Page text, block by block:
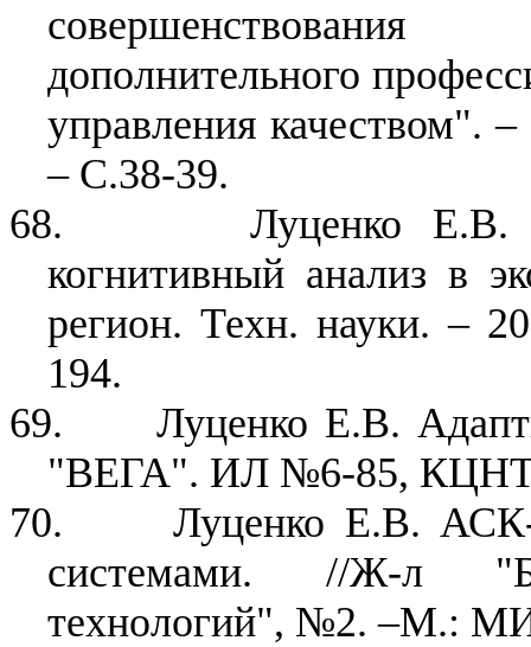
дополнительного
управления качеством".
– С.38-39.
68.
Луценко Е.В.
когнитивный анализ в
регион. Техн. науки. –
194.
69.
Луценко Е.В.
"ВЕГА". ИЛ №6-85,
70.
Луценко Е.В. АСК-
системами. //Ж-л
технологий", №2. –М.: